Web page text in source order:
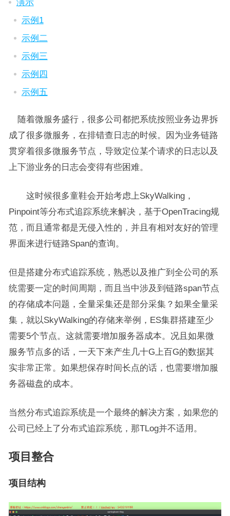
演示
示例1
示例二
示例三
示例四
示例五
随着微服务盛行，很多公司都把系统按照业务边界拆
成了很多微服务，在排错查日志的时候。因为业务链路
贯穿着很多微服务节点，导致定位某个请求的日志以及
上下游业务的日志会变得有些困难。
这时候很多童鞋会开始考虑上SkyWalking，
Pinpoint等分布式追踪系统来解决，基于OpenTracing规
范，而且通常都是无侵入性的，并且有相对友好的管理
界面来进行链路Span的查询。
但是搭建分布式追踪系统，熟悉以及推广到全公司的系
统需要一定的时间周期，而且当中涉及到链路span节点
的存储成本问题，全量采集还是部分采集？如果全量采
集，就以SkyWalking的存储来举例，ES集群搭建至少
需要5个节点。这就需要增加服务器成本。况且如果微
服务节点多的话，一天下来产生几十G上百G的数据其
实非常正常。如果想保存时间长点的话，也需要增加服
务器磁盘的成本。
当然分布式追踪系统是一个最终的解决方案，如果您的
公司已经上了分布式追踪系统，那TLog并不适用。
项目整合
项目结构